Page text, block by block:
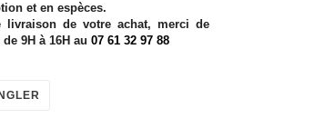
et en espèces.
de votre achat, merci de
9H à 16H au 07 61 32 97 88